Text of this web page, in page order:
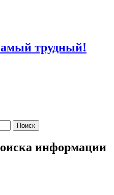
трудный!
информации